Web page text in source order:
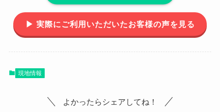
▶︎ 実際にご利用いただいたお客様の声を見る
現地情報
よかったらシェアしてね！